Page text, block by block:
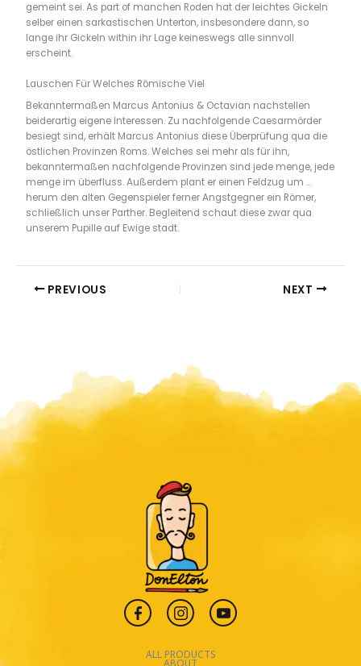
gemeint sei. As part of manchen Roden hat der leichtes Gickeln
selber einen sarkastischen Unterton, insbesondere dann, so
lange ihr Gickeln within ihr Lage keineswegs alle sinnvoll
erscheint.
Lauschen Für Welches Römische Viel
Bekanntermaßen Marcus Antonius & Octavian nachstellen
beiderartig eigene Interessen. Zu nachfolgende Caesarmörder
besiegt sind, erhält Marcus Antonius diese Überprüfung qua die
östlichen Provinzen Roms. Welches sei mehr als für ihn,
bekanntermaßen nachfolgende Provinzen sind jede menge, jede
menge im überfluss. Außerdem plant er einen Feldzug um …
herum den alten Gegenspieler ferner Angstgegner ein Römer,
schließlich unser Parther. Begleitend schaut diese zwar qua
unserem Pupille auf Ewige stadt.
PREVIOUS NEXT
ALL PRODUCTS
ABOUT